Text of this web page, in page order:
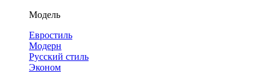
Модель
Евростиль
Модерн
Русский стиль
Эконом